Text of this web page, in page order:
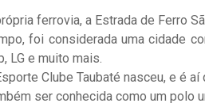
ferrovia, a Estrada de Ferro
foi considerada uma cidade
LG e muito mais.
Clube Taubaté nasceu, e é
ser conhecida como um polo